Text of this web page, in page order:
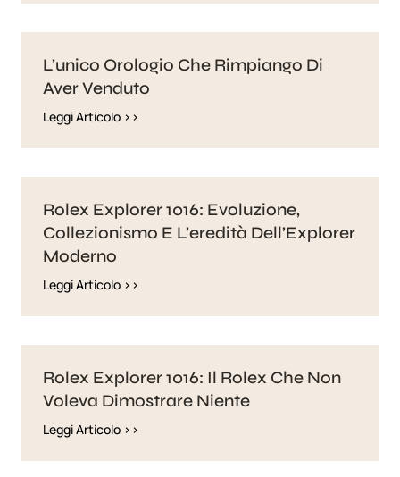
L’unico Orologio Che Rimpiango Di
Aver Venduto
Leggi Articolo >>
Rolex Explorer 1016: Evoluzione,
Collezionismo E L’eredità Dell’Explorer
Moderno
Leggi Articolo >>
Rolex Explorer 1016: Il Rolex Che Non
Voleva Dimostrare Niente
Leggi Articolo >>